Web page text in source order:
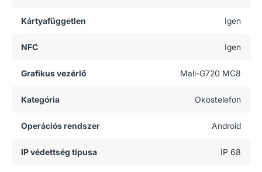
Kártyafüggetlen Igen
NFC Igen
Grafikus vezérlő Mali-G720 MC8
Kategória Okostelefon
Operációs rendszer Android
IP védettség típusa IP 68